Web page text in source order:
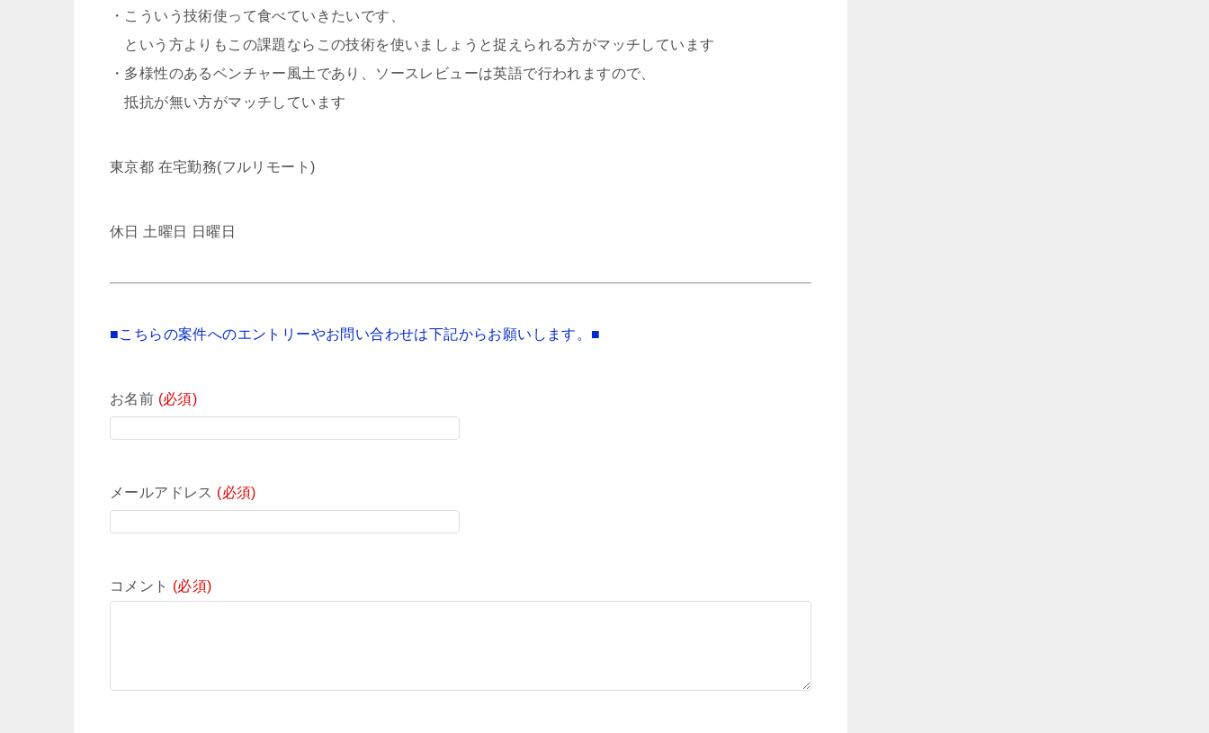
・こういう技術使って食べていきたいです、
という方よりもこの課題ならこの技術を使いましょうと捉えられる方がマッチしています
・多様性のあるベンチャー風土であり、ソースレビューは英語で行われますので、
抵抗が無い方がマッチしています
東京都 在宅勤務(フルリモート)
休日 土曜日 日曜日
■こちらの案件へのエントリーやお問い合わせは下記からお願いします。■
お名前 (必須)
メールアドレス (必須)
コメント (必須)